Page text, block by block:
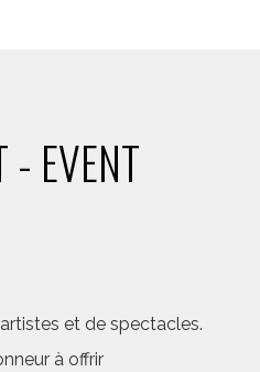
- EVENT
et de spectacles.
à offrir